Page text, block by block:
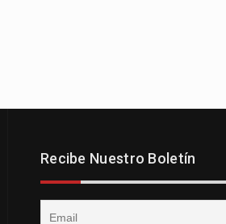
Recibe Nuestro Boletín